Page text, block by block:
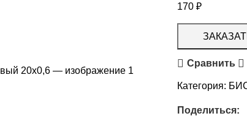
170 ₽
Сравнить
Категория:
Поделиться: